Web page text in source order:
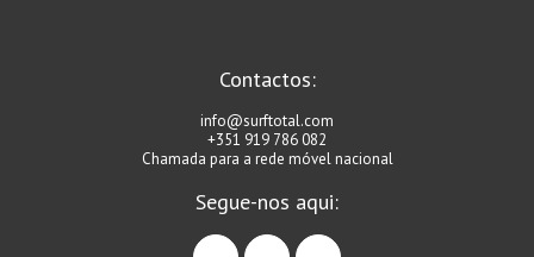
Contactos:
info@surftotal.com
+351 919 786 082
Chamada para a rede móvel nacional
Segue-nos aqui:
facebookinstagramlinkedin